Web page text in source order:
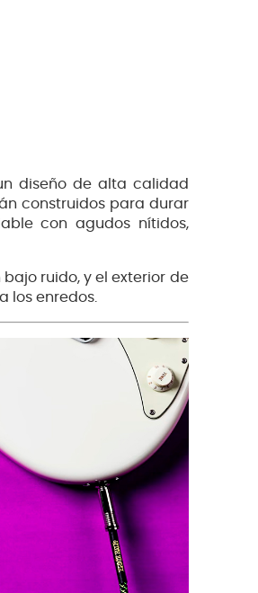
diseño de alta calidad
construidos para durar
con agudos nítidos,
ruido, y el exterior de
los enredos.